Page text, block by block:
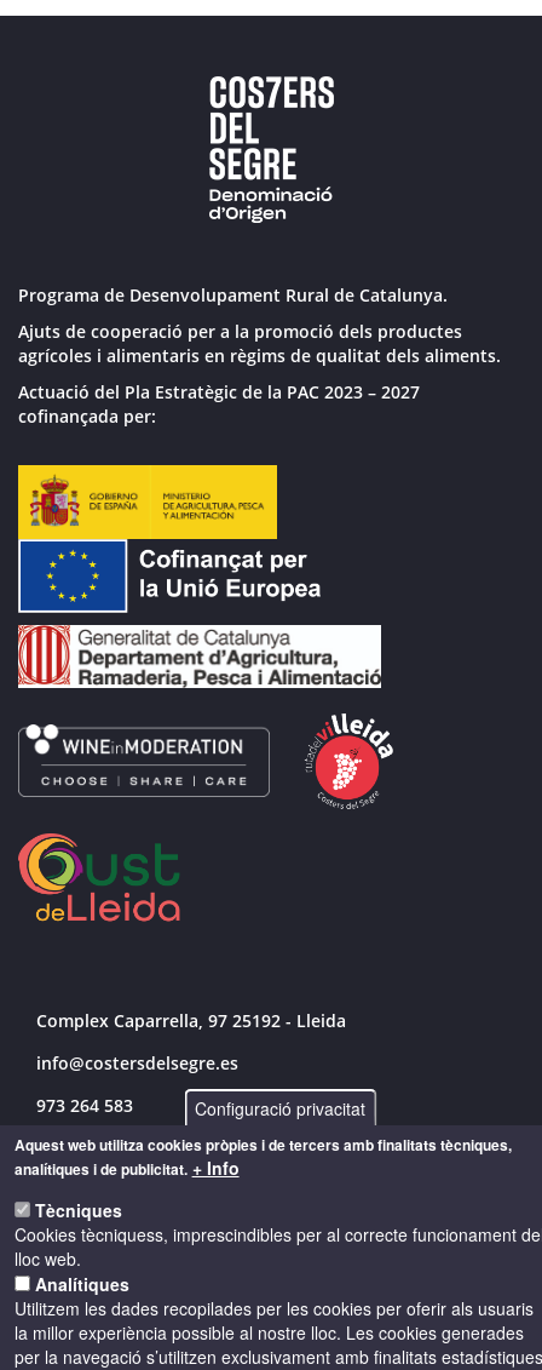
Programa de Desenvolupament Rural de Catalunya.
Ajuts de cooperació per a la promoció dels productes
agrícoles i alimentaris en règims de qualitat dels aliments.
Actuació del Pla Estratègic de la PAC 2023 – 2027
cofinançada per:
Complex Caparrella, 97 25192 - Lleida
info@costersdelsegre.es
973 264 583
© Copyright 2026 - Drets reservats
Accessibilitat
Política de privacitat
Configuració privacitat
Aquest web utilitza cookies pròpies i de tercers amb finalitats tècniques,
analítiques i de publicitat. + Info
Tècniques
Cookies tècniquess, imprescindibles per al correcte funcionament
lloc web.
Analítiques
Utilitzem les dades recopilades per les cookies per oferir als usuaris
la millor experiència possible al nostre lloc. Les cookies generades
per la navegació s’utilitzen exclusivament amb finalitats estadístiques